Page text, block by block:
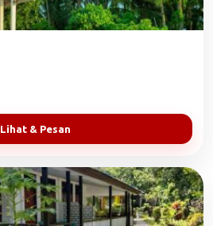
Lihat & Pesan